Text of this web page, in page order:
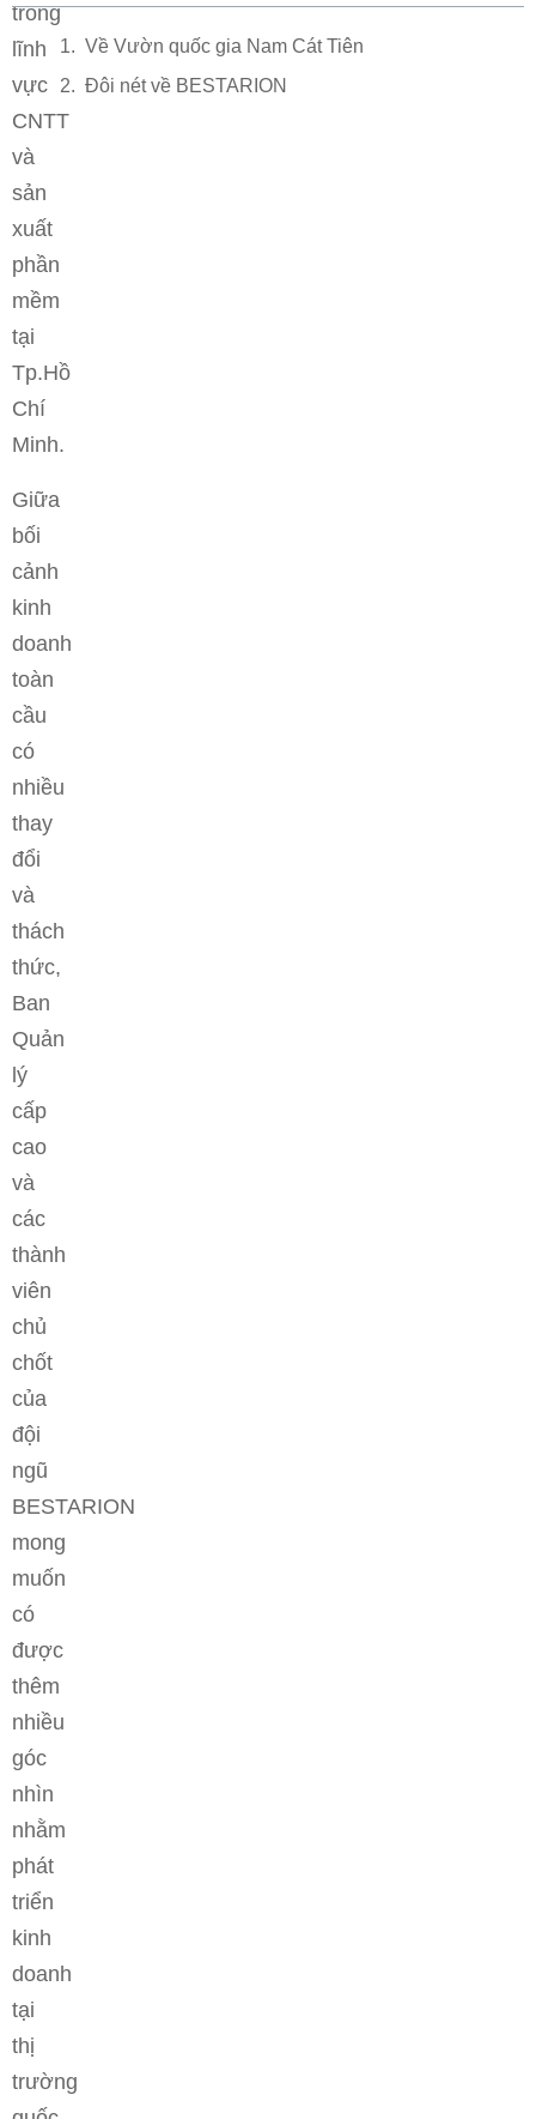
trong
lĩnh
vực
CNTT
và
sản
xuất
phần
mềm
tại
Tp.Hồ
Chí
Minh.
Giữa
bối
cảnh
kinh
doanh
toàn
cầu
có
nhiều
thay
đổi
và
thách
thức,
Ban
Quản
lý
cấp
cao
và
các
thành
viên
chủ
chốt
của
đội
ngũ
BESTARION
mong
muốn
có
được
thêm
nhiều
góc
nhìn
nhằm
phát
triển
kinh
doanh
tại
thị
trường
Về Vườn quốc gia Nam Cát Tiên
Đôi nét về BESTARION